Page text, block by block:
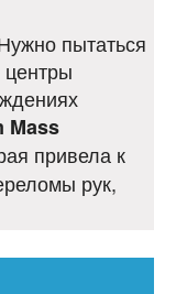
пытаться
центры
Mass
привела к
рук,